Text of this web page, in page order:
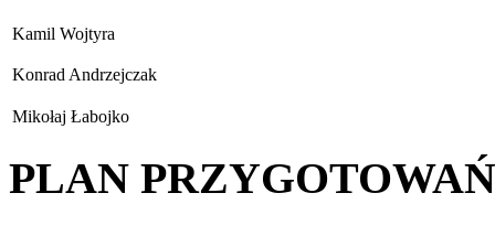
Kamil Wojtyra
Konrad Andrzejczak
Mikołaj Łabojko
PLAN PRZYGOTOWAŃ